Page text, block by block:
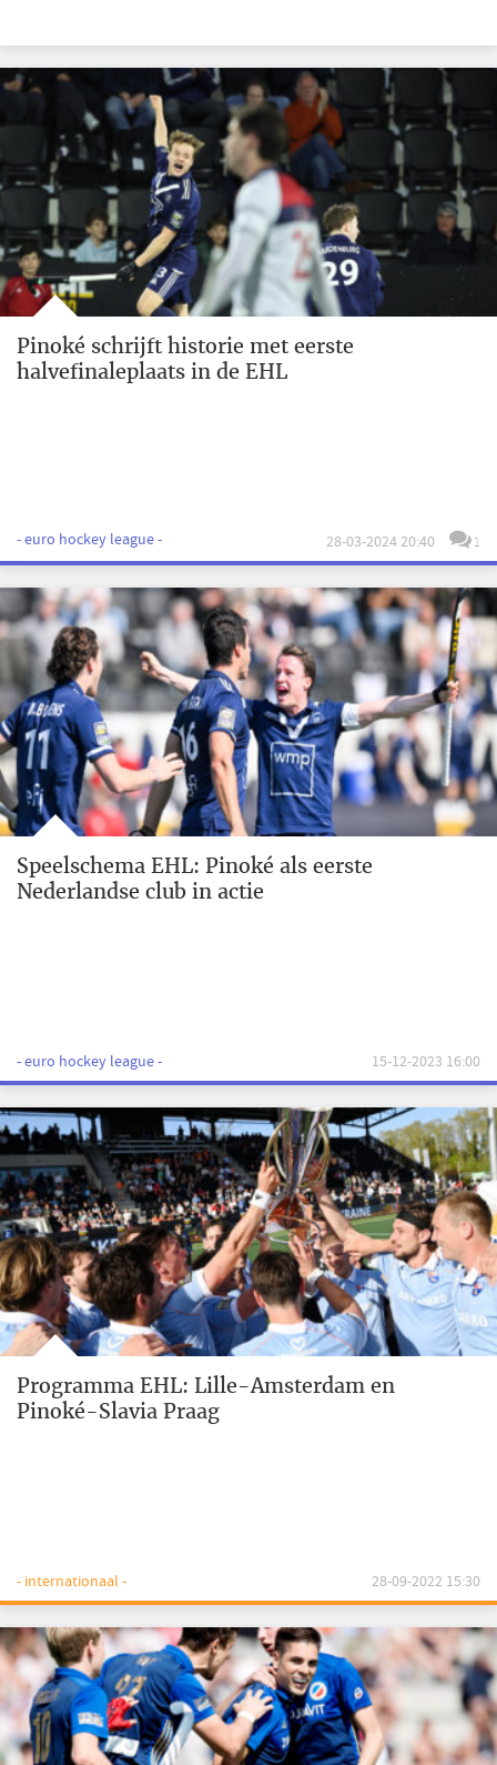
Pinoké schrijft historie met eerste
halvefinaleplaats in de EHL
- euro hockey league - 28-03-2024 20:40 1
Speelschema EHL: Pinoké als eerste
Nederlandse club in actie
- euro hockey league - 15-12-2023 16:00
Programma EHL: Lille-Amsterdam en
Pinoké-Slavia Praag
- internationaal - 28-09-2022 15:30